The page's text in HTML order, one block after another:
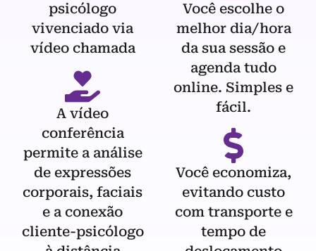
psicólogo
vivenciado via
vídeo chamada
A vídeo
conferência
permite a análise
de expressões
corporais, faciais
e a conexão
cliente-psicólogo
Você escolhe o
melhor dia/hora
da sua sessão e
agenda tudo
online. Simples e
fácil.
Você economiza,
evitando custo
com transporte e
tempo de